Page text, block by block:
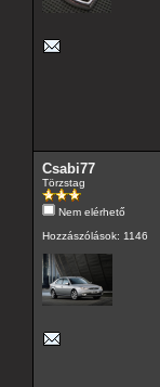
Csabi77
Törzstag
Nem elérhető
Hozzászólások: 1146